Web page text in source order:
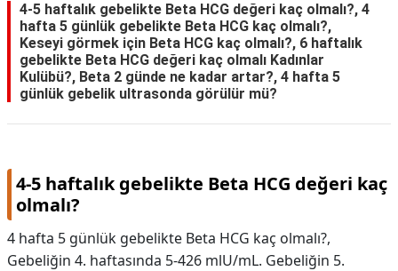
4-5 haftalık gebelikte Beta HCG değeri kaç olmalı?, 4
hafta 5 günlük gebelikte Beta HCG kaç olmalı?,
Keseyi görmek için Beta HCG kaç olmalı?, 6 haftalık
gebelikte Beta HCG değeri kaç olmalı Kadınlar
Kulübü?, Beta 2 günde ne kadar artar?, 4 hafta 5
günlük gebelik ultrasonda görülür mü?
4-5 haftalık gebelikte Beta HCG değeri kaç
olmalı?
4 hafta 5 günlük gebelikte Beta HCG kaç olmalı?,
Gebeliğin 4. haftasında 5-426 mlU/mL. Gebeliğin 5.